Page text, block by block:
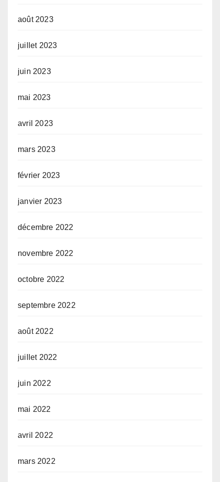
août 2023
juillet 2023
juin 2023
mai 2023
avril 2023
mars 2023
février 2023
janvier 2023
décembre 2022
novembre 2022
octobre 2022
septembre 2022
août 2022
juillet 2022
juin 2022
mai 2022
avril 2022
mars 2022